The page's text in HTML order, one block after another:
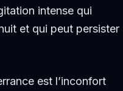
intense qui
et qui peut persister
est l’inconfort